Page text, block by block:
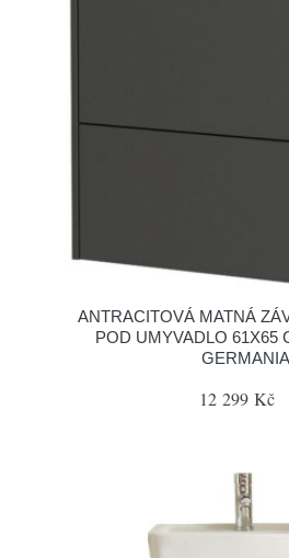
ANTRACITOVÁ MATNÁ
POD UMYVADLO 61X65
GERMANIA
12 299 Kč